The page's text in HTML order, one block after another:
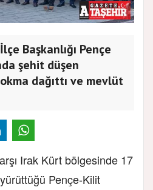
Başkanlığı Pençe
şehit düşen
dağıttı ve mevlüt
Irak Kürt bölgesinde 17
Pençe-Kilit